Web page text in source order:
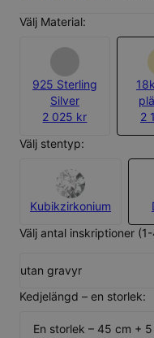
Välj Material:
925 Sterling
Silver
2 025 kr
2
Välj stentyp:
Kubikzirkonium
Välj antal inskriptioner
utan gravyr
Kedjelängd – en storlek:
En storlek – 45 cm +